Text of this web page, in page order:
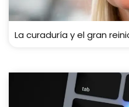
La curaduría y el gran